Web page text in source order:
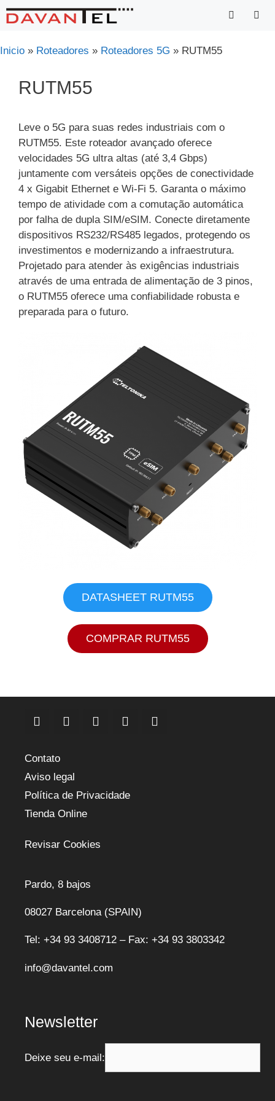
Saltar
para
conteúdo
Inicio » Roteadores » Roteadores 5G » RUTM55
RUTM55
Leve o 5G para suas redes industriais com o
RUTM55. Este roteador avançado oferece
velocidades 5G ultra altas (até 3,4 Gbps)
juntamente com versáteis opções de conectividade
4 x Gigabit Ethernet e Wi-Fi 5. Garanta o máximo
tempo de atividade com a comutação automática
por falha de dupla SIM/eSIM. Conecte diretamente
dispositivos RS232/RS485 legados, protegendo os
investimentos e modernizando a infraestrutura.
Projetado para atender às exigências industriais
através de uma entrada de alimentação de 3 pinos,
o RUTM55 oferece uma confiabilidade robusta e
preparada para o futuro.
DATASHEET RUTM55
COMPRAR RUTM55
Contato
Aviso legal
Política de Privacidade
Tienda Online
Revisar Cookies
Pardo, 8 bajos
08027 Barcelona (SPAIN)
Tel: +34 93 3408712 – Fax: +34 93 3803342
info@davantel.com
Newsletter
Deixe seu e-mail: